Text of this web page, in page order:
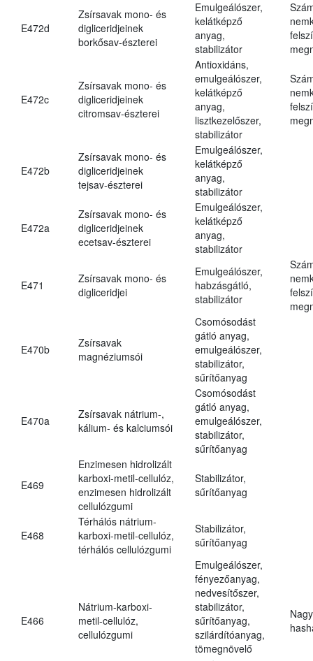
E472d
Zsírsavak mono- és
digliceridjeinek
borkősav-észterei
Emulgeálószer,
kelátképző
anyag,
stabilizátor
E472c
Zsírsavak mono- és
digliceridjeinek
citromsav-észterei
Antioxidáns,
emulgeálószer,
kelátképző
anyag,
lisztkezelőszer,
stabilizátor
E472b
Zsírsavak mono- és
digliceridjeinek
tejsav-észterei
Emulgeálószer,
kelátképző
anyag,
stabilizátor
E472a
Zsírsavak mono- és
digliceridjeinek
ecetsav-észterei
Emulgeálószer,
kelátképző
anyag,
stabilizátor
E471
Zsírsavak mono- és
digliceridjei
Emulgeálószer,
habzásgátló,
stabilizátor
E470b
Zsírsavak
magnéziumsói
Csomósodást
gátló anyag,
emulgeálószer,
stabilizátor,
sűrítőanyag
E470a
Zsírsavak nátrium-,
kálium- és kalciumsói
Csomósodást
gátló anyag,
emulgeálószer,
stabilizátor,
sűrítőanyag
E469
Enzimesen hidrolizált
karboxi-metil-cellulóz,
enzimesen hidrolizált
cellulózgumi
Stabilizátor,
sűrítőanyag
E468
Térhálós nátrium-
karboxi-metil-cellulóz,
térhálós cellulózgumi
Stabilizátor,
sűrítőanyag
E466
Nátrium-karboxi-
metil-cellulóz,
cellulózgumi
Emulgeálószer,
fényezőanyag,
nedvesítőszer,
stabilizátor,
sűrítőanyag,
szilárdítóanyag,
tömegnövelő